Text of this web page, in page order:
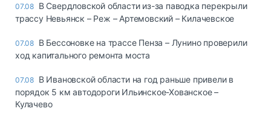
07.08 В Свердловской области из-за паводка перекрыли
трассу Невьянск – Реж – Артемовский – Килачевское
07.08 В Бессоновке на трассе Пенза – Лунино проверили
ход капитального ремонта моста
07.08 В Ивановской области на год раньше привели в
порядок 5 км автодороги Ильинское-Хованское –
Кулачево